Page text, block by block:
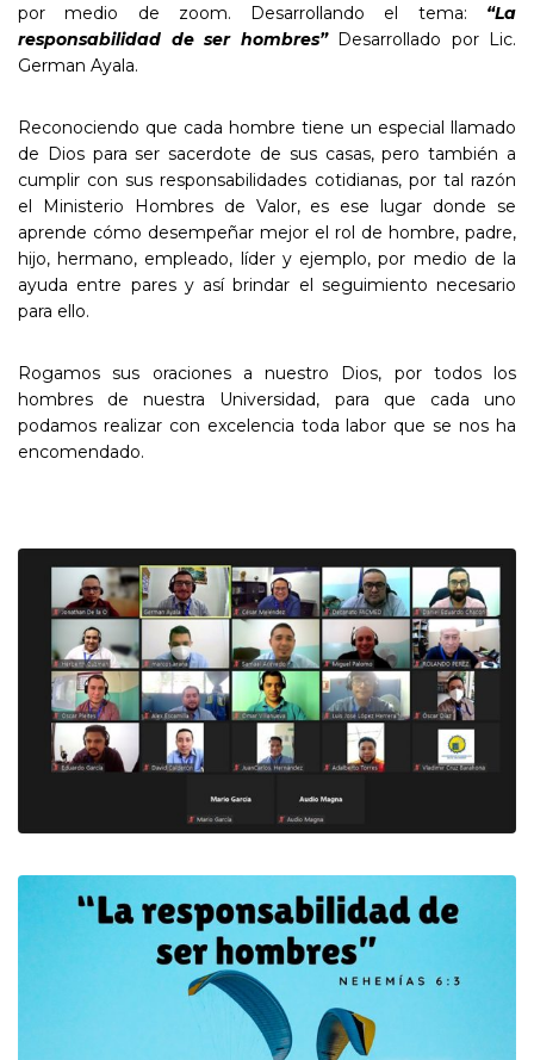
por medio de zoom. Desarrollando el tema: “La
responsabilidad de ser hombres” Desarrollado por Lic.
German Ayala.
Reconociendo que cada hombre tiene un especial llamado
de Dios para ser sacerdote de sus casas, pero también a
cumplir con sus responsabilidades cotidianas, por tal razón
el Ministerio Hombres de Valor, es ese lugar donde se
aprende cómo desempeñar mejor el rol de hombre, padre,
hijo, hermano, empleado, líder y ejemplo, por medio de la
ayuda entre pares y así brindar el seguimiento necesario
para ello.
Rogamos sus oraciones a nuestro Dios, por todos los
hombres de nuestra Universidad, para que cada uno
podamos realizar con excelencia toda labor que se nos ha
encomendado.